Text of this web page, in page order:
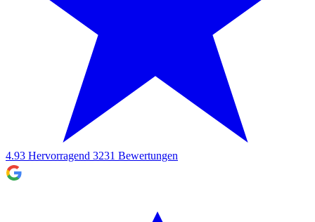
4.93 Hervorragend 3231 Bewertungen